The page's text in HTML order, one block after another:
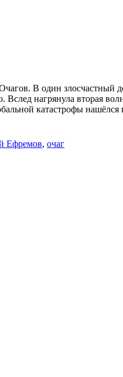
В один злосчастный
Вслед нагрянула вторая
катастрофы нашёлся
Ефремов, очаг